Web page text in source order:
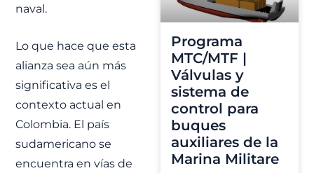
naval.
Lo que hace que esta
alianza sea aún más
significativa es el
contexto actual en
Colombia. El país
sudamericano se
encuentra en vías de
Programa
MTC/MTF |
Válvulas y
sistema de
control para
buques
auxiliares de la
Marina Militare